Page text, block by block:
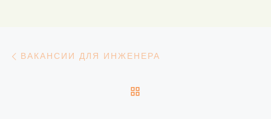
Навигация
ВАКАНСИИ ДЛЯ ИНЖЕНЕРА